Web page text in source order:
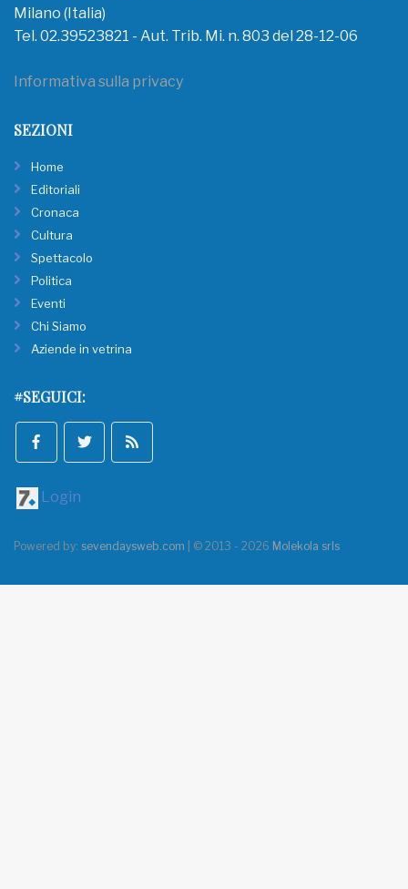
Milano (Italia)
Tel. 02.39523821 - Aut. Trib. Mi. n. 803 del 28-12-06
Informativa sulla privacy
SEZIONI
Home
Editoriali
Cronaca
Cultura
Spettacolo
Politica
Eventi
Chi Siamo
Aziende in vetrina
#SEGUICI:
Login
Powered by: sevendaysweb.com | © 2013 - 2026 Molekola srls